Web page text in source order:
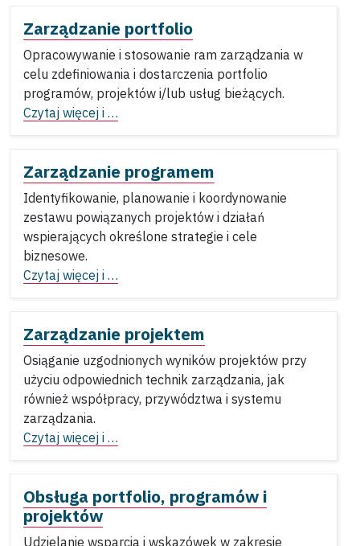
Zarządzanie portfolio
Opracowywanie i stosowanie ram zarządzania w
celu zdefiniowania i dostarczenia portfolio
programów, projektów i/lub usług bieżących.
Czytaj więcej i …
Zarządzanie programem
Identyfikowanie, planowanie i koordynowanie
zestawu powiązanych projektów i działań
wspierających określone strategie i cele
biznesowe.
Czytaj więcej i …
Zarządzanie projektem
Osiąganie uzgodnionych wyników projektów przy
użyciu odpowiednich technik zarządzania, jak
również współpracy, przywództwa i systemu
zarządzania.
Czytaj więcej i …
Obsługa portfolio, programów i
projektów
Udzielanie wsparcia i wskazówek w zakresie